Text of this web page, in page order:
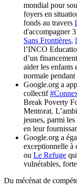
mondial pour
foyers en
fonds au travers
d'accompagner
Sans Frontières,
l’INCO
d’un
aider les enfants
normale pendant
Google.org a
collectif
Break Poverty
Mentorat.
jeunes, parmi
en leur
Google.org a
exceptionnelle à
ou Le Refuge
vulnérables,
Du mécénat de